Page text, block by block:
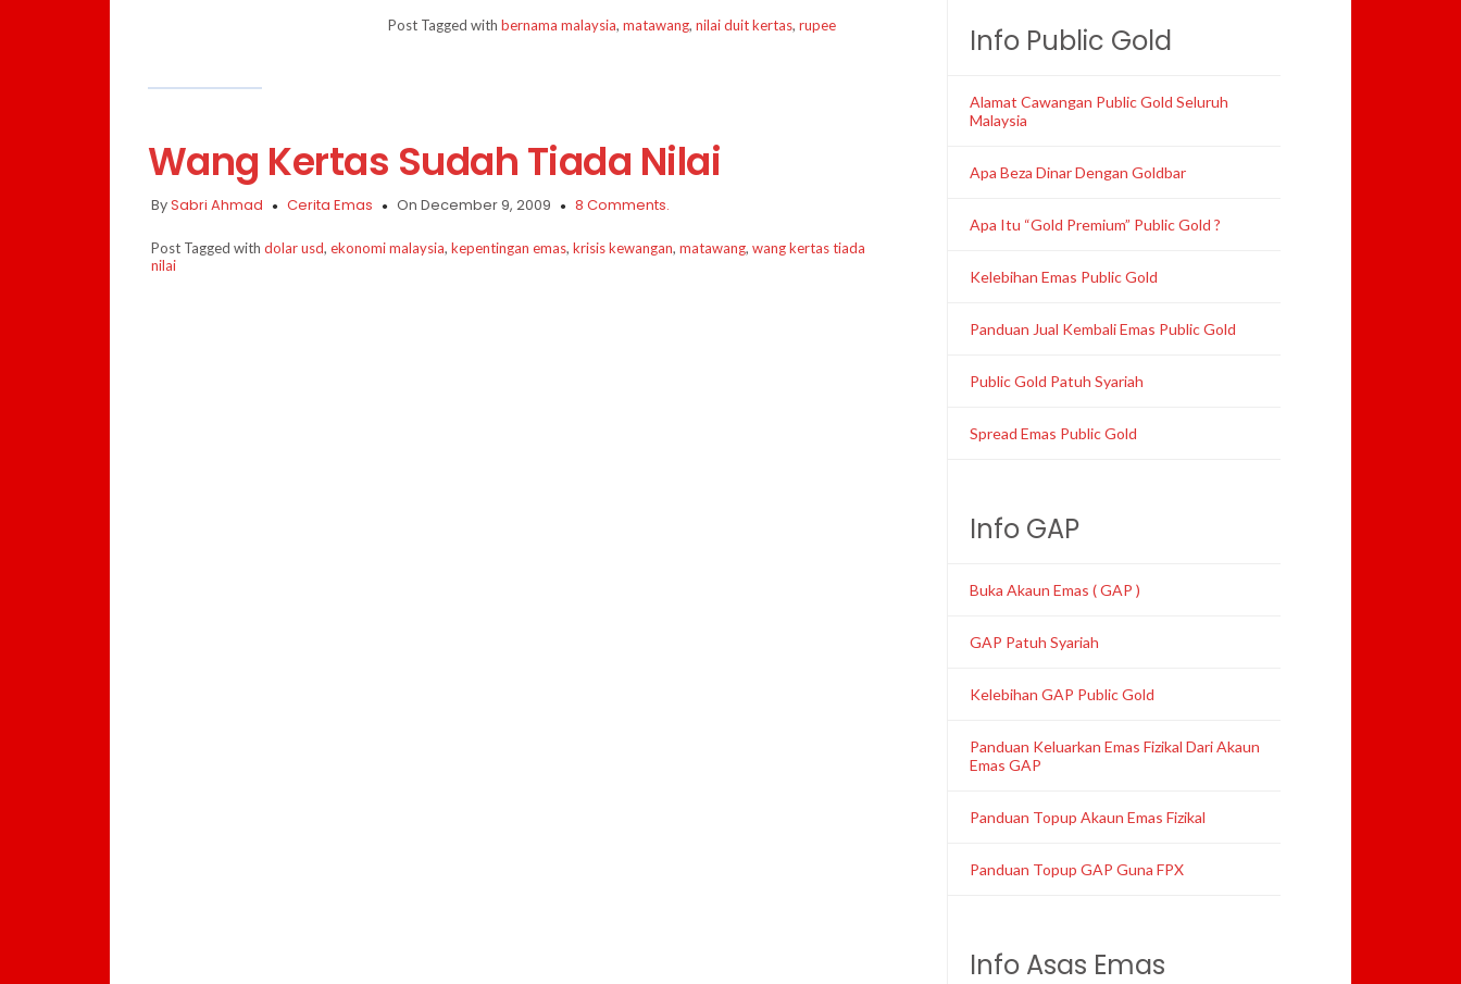
Post Tagged withbernama malaysia,matawang,nilai duit kertas,rupee
Wang Kertas Sudah Tiada Nilai
BySabri Ahmad Cerita Emas On December 9, 2009 8 Comments.
Post Tagged with dolar usd, ekonomi malaysia, kepentingan emas, krisis kewangan, matawang, wang kertas tiada
nilai
Info Public Gold
Alamat Cawangan Public Gold Seluruh
Malaysia
Apa Beza Dinar Dengan Goldbar
Apa Itu “Gold Premium” Public Gold ?
Kelebihan Emas Public Gold
Panduan Jual Kembali Emas Public Gold
Public Gold Patuh Syariah
Spread Emas Public Gold
Info GAP
Buka Akaun Emas ( GAP )
GAP Patuh Syariah
Kelebihan GAP Public Gold
Panduan Keluarkan Emas Fizikal Dari Akaun
Emas GAP
Panduan Topup Akaun Emas Fizikal
Panduan Topup GAP Guna FPX
Info Asas Emas